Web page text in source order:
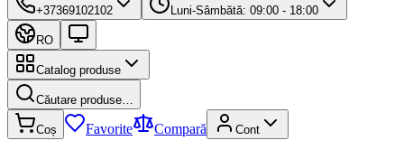
+37369102102 Luni-Sâmbătă: 09:00 - 18:00
RO
Catalog produse
Căutare produse…
Coș Favorite Compară Cont